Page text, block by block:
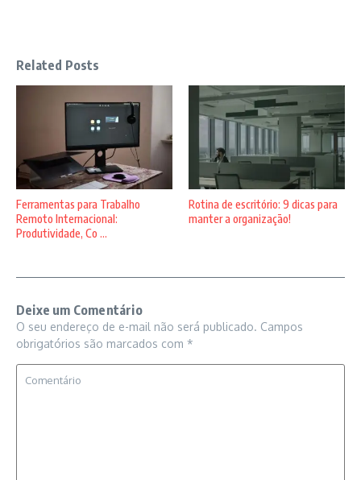
Related Posts
Ferramentas para Trabalho
Remoto Internacional:
Produtividade, Co ...
Rotina de escritório: 9 dicas para
manter a organização!
Deixe um Comentário
O seu endereço de e-mail não será publicado. Campos
obrigatórios são marcados com *